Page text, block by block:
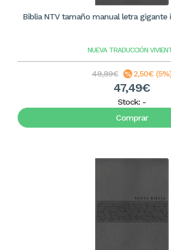
Biblia NTV tamaño manual letra gigante
NUEVA TRADUCCIÓN
49,99€ 2,50€ (5%)
47,49€
Stock: -
Comprar